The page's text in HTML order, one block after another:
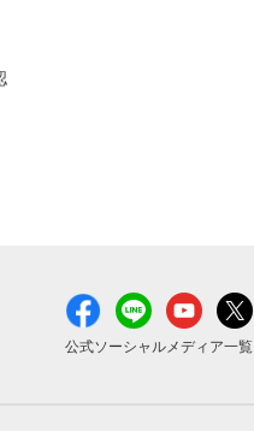
公式ソーシャルメディア一覧